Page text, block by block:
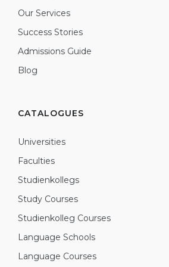
Our Services
Success Stories
Admissions Guide
Blog
CATALOGUES
Universities
Faculties
Studienkollegs
Study Courses
Studienkolleg Courses
Language Schools
Language Courses